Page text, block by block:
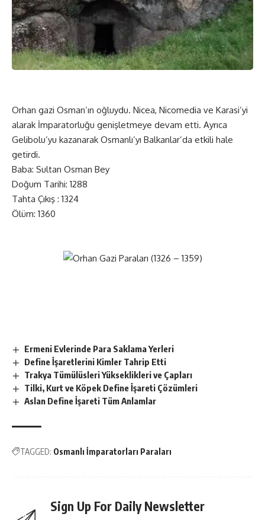
Orhan gazi Osman’ın oğluydu. Nicea, Nicomedia ve Karasi’yi
alarak İmparatorluğu genişletmeye devam etti. Ayrıca
Gelibolu’yu kazanarak Osmanlı’yı Balkanlar’da etkili hale
getirdi.
Baba: Sultan Osman Bey
Doğum Tarihi: 1288
Tahta Çıkış : 1324
Ölüm: 1360
Ermeni Evlerinde Para Saklama Yerleri
Define İşaretlerini Kimler Tahrip Etti
Trakya Tümülüsleri Yükseklikleri ve Çapları
Tilki, Kurt ve Köpek Define İşareti Çözümleri
Aslan Define İşareti Tüm Anlamlar
TAGGED: Osmanlı İmparatorları Paraları
Sign Up For Daily Newsletter